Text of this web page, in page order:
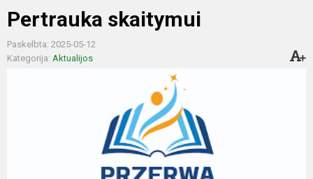
Pertrauka skaitymui
Paskelbta: 2025-05-12
Kategorija: Aktualijos